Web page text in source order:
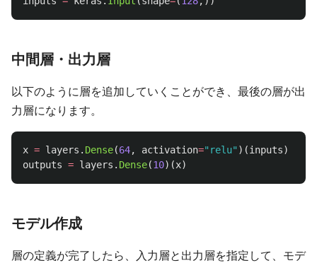
中間層・出力層
以下のように層を追加していくことができ、最後の層が出
力層になります。
x = layers . Dense(64, activation=" relu" )(inputs)
outputs = layers . Dense(10)(x)
モデル作成
層の定義が完了したら、入力層と出力層を指定して、モデ